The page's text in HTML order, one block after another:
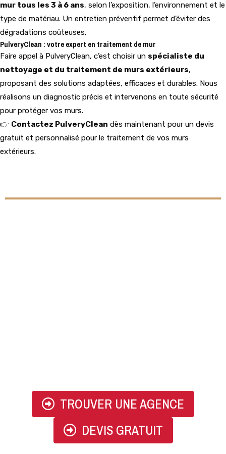
mur tous les 3 à 6 ans, selon l’exposition, l’environnement et le
type de matériau. Un entretien préventif permet d’éviter des
dégradations coûteuses.
PulveryClean : votre expert en traitement de mur
Faire appel à PulveryClean, c’est choisir un spécialiste du
nettoyage et du traitement de murs extérieurs,
proposant des solutions adaptées, efficaces et durables. Nous
réalisons un diagnostic précis et intervenons en toute sécurité
pour protéger vos murs.
👉 Contactez PulveryClean dès maintenant pour un devis
gratuit et personnalisé pour le traitement de vos murs
extérieurs.
TROUVER UNE AGENCE
DEVIS GRATUIT